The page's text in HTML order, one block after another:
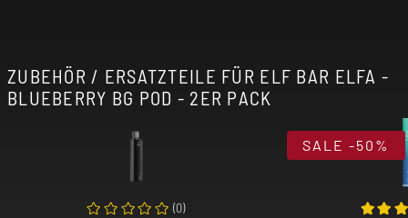
ZUBEHÖR / ERSATZTEILE FÜR ELF BAR ELFA -
BLUEBERRY BG POD - 2ER PACK
(0)
SALE -50%